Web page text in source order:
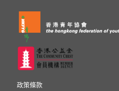
政策條款